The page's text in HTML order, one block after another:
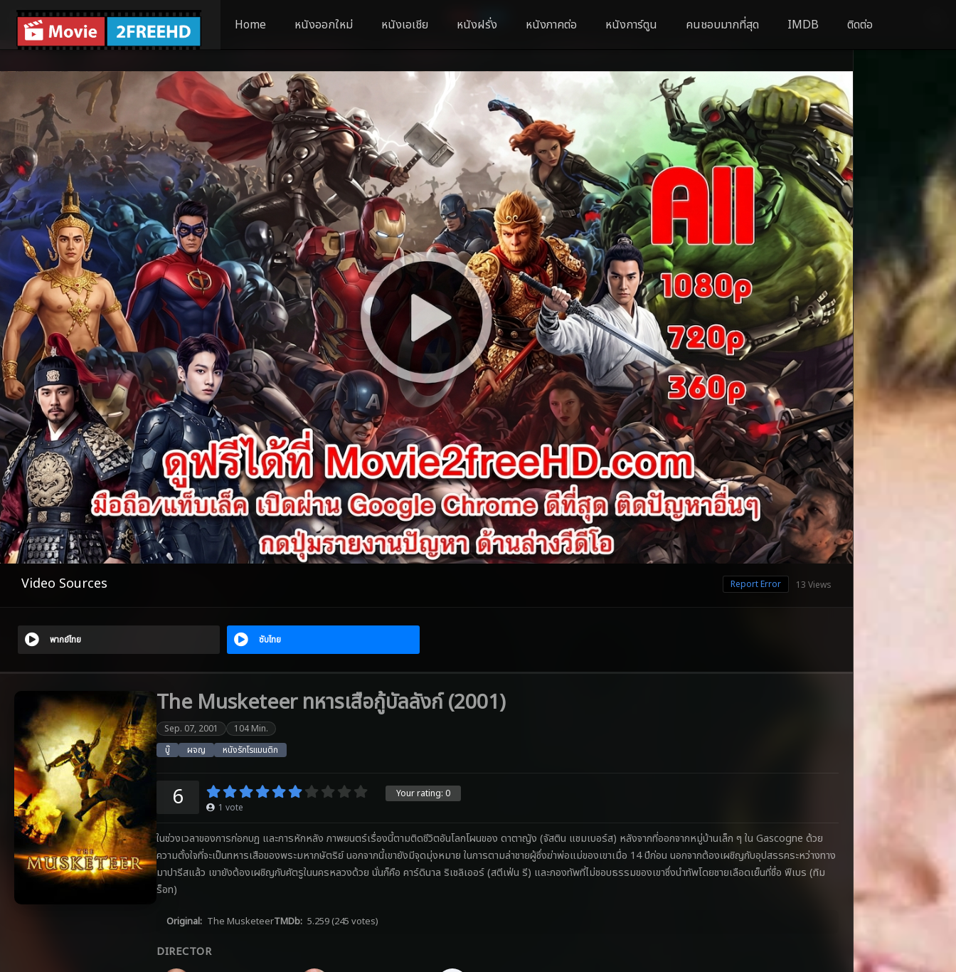
Home หนังออกใหม่ หนังเอเชีย หนังฝรั่ง หนังภาคต่อ หนังการ์ตูน คนชอบมากที่สุด IMDB ติดต่อ
Video Sources 13 Views
Report Error
พากย์ไทย ซับไทย
The Musketeer ทหารเสือกู้บัลลังก์ (2001)
Sep. 07, 2001
104 Min.
บู๊
ผจญ หนังรักโรแมนติก
Your rating: 0
6 1 vote
ในช่วงเวลาของการก่อกบฏ และการหักหลัง ภาพยนตร์เรื่องนี้ตามติดชีวิตอันโลกโผนของ ดาตาญัง (จัสติน แชมเบอร์ส) หลังจากที่ออกจากหมู่บ้านเล็ก ๆ ใน Gascogne ด้วย
ความตั้งใจที่จะเป็นทหารเสือของพระมหากษัตริย์ นอกจากนี้เขายังมีจุดมุ่งหมาย ในการตามล่าชายผู้ซึ่งฆ่าพ่อแม่ของเขาเมื่อ 14 ปีก่อน นอกจากต้องเผชิญกับอุปสรรคระหว่างทาง
มาปารีสแล้ว เขายังต้องเผชิญกับศัตรูในนครหลวงด้วย นั่นก็คือ คาร์ดินาล ริเชลิเออร์ (สตีเฟ่น รี) และกองทัพที่ไม่ชอบธรรมของเขาซึ่งนำทัพโดยชายเลือดเย็นที่ชื่อ ฟีเบร (ทิม
ร็อท)
Original: The MusketeerTMDb: 5.259 (245 votes)
DIRECTOR